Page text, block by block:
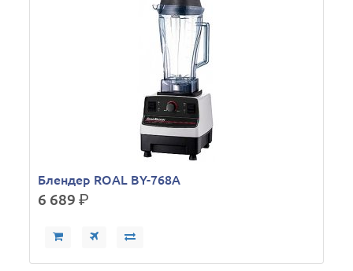
Блендер ROAL BY-768А
6 689р.